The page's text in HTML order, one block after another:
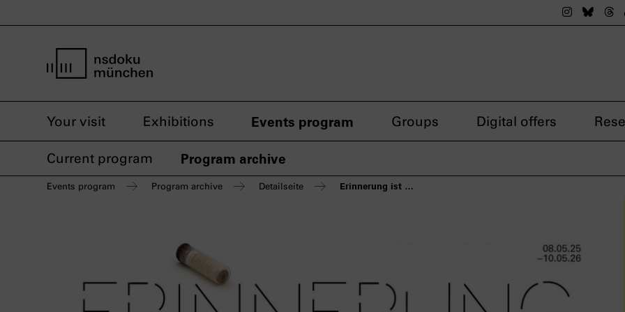
TheThe
Your visit Exhibitions Events program Groups Digital offers
Current program Program archive
Events program Program archive Detailseite Erinnerung ist …